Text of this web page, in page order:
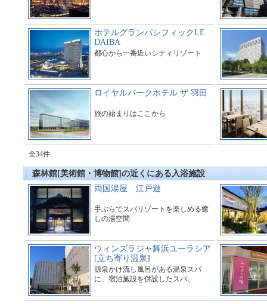
ホテルグランパシフィックLE
DAIBA
都心から一番近いシティリゾート
ロイヤルパークホテル ザ 羽田
旅の始まりはここから
全34件
森林館[美術館・博物館]の近くにある入浴施設
両国湯屋 江戸遊
手ぶらでスパリゾートを楽しめる癒
しの湯空間
ウィンズラジャ舞浜ユーラシア
[立ち寄り温泉]
源泉かけ流し風呂がある温泉スパ
に、宿泊施設を併設したスパ。